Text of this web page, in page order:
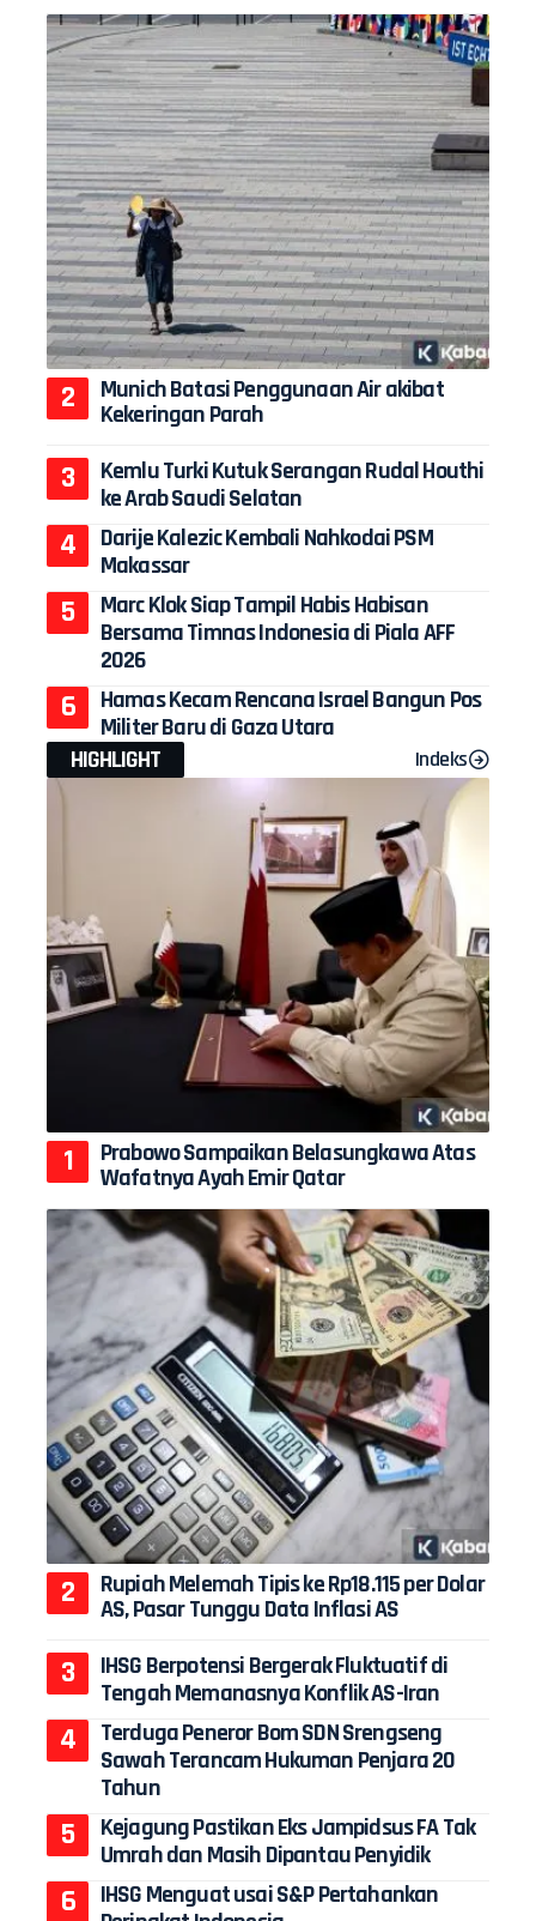
Munich Batasi Penggunaan Air akibat
Kekeringan Parah
Kemlu Turki Kutuk Serangan Rudal Houthi
ke Arab Saudi Selatan
Darije Kalezic Kembali Nahkodai PSM
Makassar
Marc Klok Siap Tampil Habis Habisan
Bersama Timnas Indonesia di Piala AFF
2026
Hamas Kecam Rencana Israel Bangun Pos
Militer Baru di Gaza Utara
HIGHLIGHT
Indeks
Prabowo Sampaikan Belasungkawa Atas
Wafatnya Ayah Emir Qatar
Rupiah Melemah Tipis ke Rp18.115 per Dolar
AS, Pasar Tunggu Data Inflasi AS
IHSG Berpotensi Bergerak Fluktuatif di
Tengah Memanasnya Konflik AS-Iran
Terduga Peneror Bom SDN Srengseng
Sawah Terancam Hukuman Penjara 20
Tahun
Kejagung Pastikan Eks Jampidsus FA Tak
Umrah dan Masih Dipantau Penyidik
IHSG Menguat usai S&P Pertahankan